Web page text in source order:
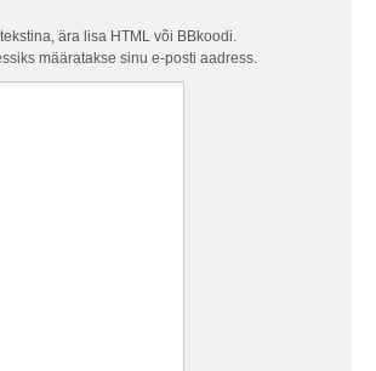
ära lisa HTML või BBkoodi.
määratakse sinu e-posti aadress.